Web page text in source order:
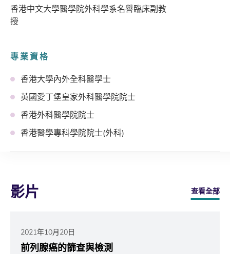
香港中文大學醫學院外科學系名譽臨床副教
授
專業資格
香港大學內外全科醫學士
英國愛丁堡皇家外科醫學院院士
香港外科醫學院院士
香港醫學專科學院院士(外科)
影片 查看全部
2021年10月20日
前列腺癌的篩查與檢測